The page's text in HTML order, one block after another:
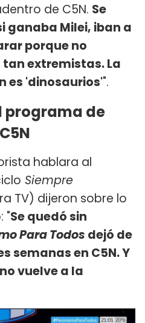
de C5N. Se
ganaba Milei, iban a
porque no
extremistas. La
es 'dinosaurios'".
programa de
hablara al
Siempre
TV) dijeron sobre lo
"Se quedó sin
Para Todos dejó de
semanas en C5N. Y
vuelve a la